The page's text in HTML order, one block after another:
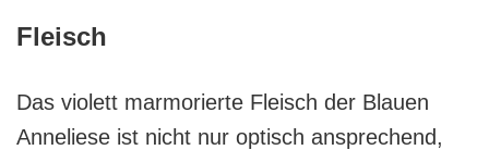
Fleisch
Das violett marmorierte Fleisch der Blauen
Anneliese ist nicht nur optisch ansprechend,